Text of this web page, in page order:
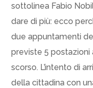
sottolinea Fabio
dare di più: ecco
due appuntamenti
previste 5 postazioni
scorso. L’intento di
della cittadina con